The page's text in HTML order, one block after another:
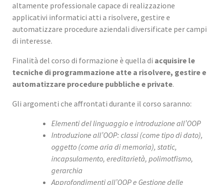
altamente professionale capace di realizzazione
applicativi informatici atti a risolvere, gestire e
automatizzare procedure aziendali diversificate per campi
di interesse.
Finalità del corso di formazione è quella di acquisire le
tecniche di programmazione atte a risolvere, gestire e
automatizzare procedure pubbliche e private.
Gli argomenti che affrontati durante il corso saranno:
Elementi del linguaggio e introduzione all’OOP
Introduzione all’OOP: classi (come tipo di dato),
oggetto (come aria di memoria), static,
incapsulamento, ereditarietà, polimotfismo,
gerarchia
Approfondimenti all’OOP e Gestione delle